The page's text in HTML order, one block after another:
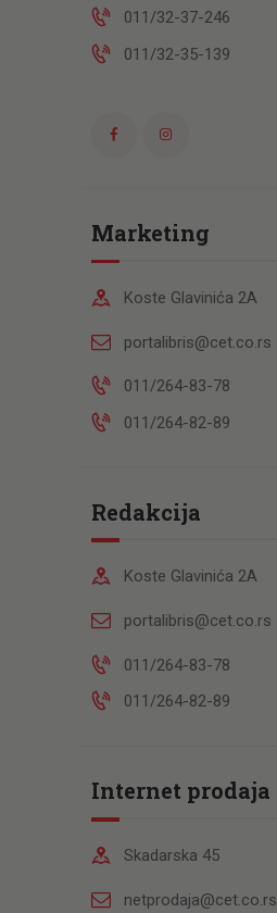
011/32-37-246
011/32-35-139
Marketing
Koste Glavinića 2A
portalibris@cet.co.rs
011/264-83-78
011/264-82-89
Redakcija
Koste Glavinića 2A
portalibris@cet.co.rs
011/264-83-78
011/264-82-89
Internet prodaja
Skadarska 45
netprodaja@cet.co.rs